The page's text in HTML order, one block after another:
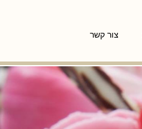
צור קשר